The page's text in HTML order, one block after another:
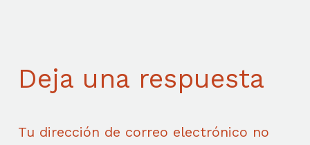
Deja una respuesta
Tu dirección de correo electrónico no